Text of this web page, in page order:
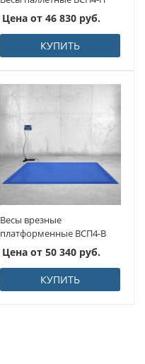
Цена от 46 830 руб.
КУПИТЬ
Весы врезные
платформенные ВСП4-В
Цена от 50 340 руб.
КУПИТЬ